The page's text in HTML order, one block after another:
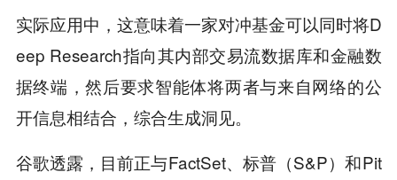
实际应用中，这意味着一家对冲基金可以同时将D
eep Research指向其内部交易流数据库和金融数
据终端，然后要求智能体将两者与来自网络的公
开信息相结合，综合生成洞见。
谷歌透露，目前正与FactSet、标普（S&P）和Pit